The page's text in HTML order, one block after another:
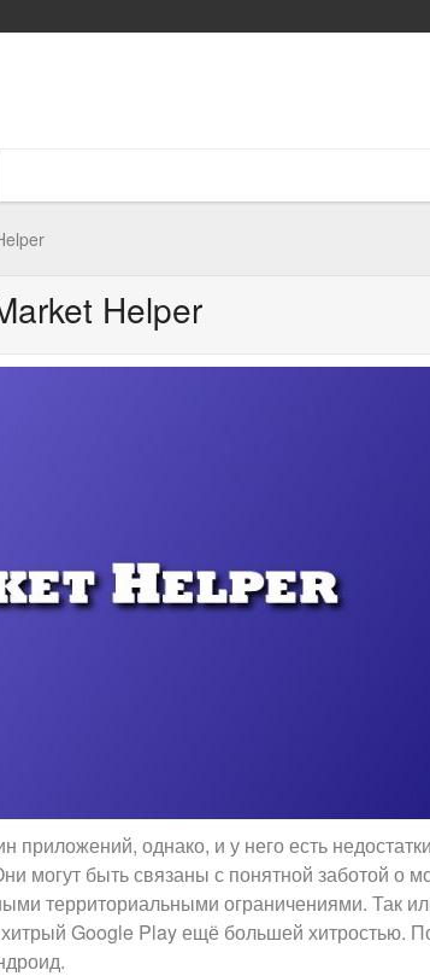
Helper
приложений, однако, и у него есть
могут быть связаны с понятной заботой о
территориальными ограничениями. Так
Google Play ещё большей хитростью.